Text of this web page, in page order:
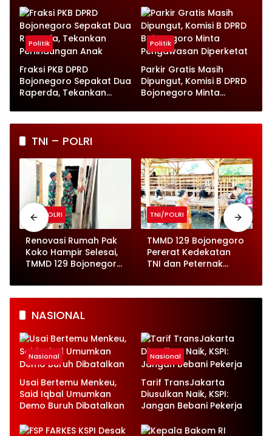
Instruksi
Prioritas
Politik
Fraksi PKB DPRD
Bojonegoro Sepakat Dua
Raperda, Tekankan
Politik
Parkir Gratis Masih
Dipungut, Komisi B DPRD
Bojonegoro Minta
TNI – POLRI
TNI/POLRI
Renovasi Rumah Pak
Koko Hampir Selesai,
TMMD 129 Bojonegoro
Pesat
TNI/POLRI
TMMD 129 Bojonegoro
Pererat Kedekatan
TNI dan Peternak
NASIONAL
Nasional
Usai Bertemu Menkeu,
Said Iqbal Umumkan
Demo Buruh Dibatalkan
Nasional
Tarif TransJakarta
Diusulkan Naik, KSPI:
Jangan Bebani Pekerja